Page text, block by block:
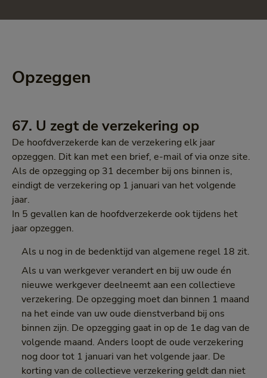
Opzeggen
67. U zegt de verzekering op
De hoofdverzekerde kan de verzekering elk jaar
opzeggen. Dit kan met een brief, e-mail of via onze site.
Als de opzegging op 31 december bij ons binnen is,
eindigt de verzekering op 1 januari van het volgende
jaar.
In 5 gevallen kan de hoofdverzekerde ook tijdens het
jaar opzeggen.
Als u nog in de bedenktijd van algemene regel 18 zit.
Als u van werkgever verandert en bij uw oude én
nieuwe werkgever deelneemt aan een collectieve
verzekering. De opzegging moet dan binnen 1 maand
na het einde van uw oude dienstverband bij ons
binnen zijn. De opzegging gaat in op de 1e dag van de
volgende maand. Anders loopt de oude verzekering
nog door tot 1 januari van het volgende jaar. De
korting van de collectieve verzekering geldt dan niet